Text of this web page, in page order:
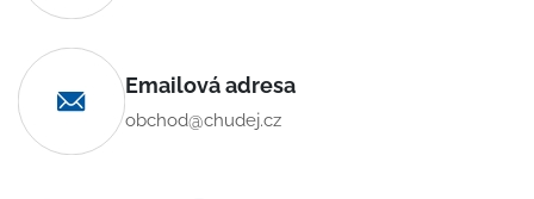
Emailová adresa
obchod@chudej.cz